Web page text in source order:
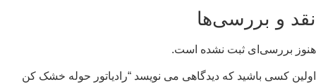
نقد و بررسی‌ها
هنوز بررسی‌ای ثبت نشده است.
اولین کسی باشید که دیدگاهی می نویسد “رادیاتور حوله خشک کن